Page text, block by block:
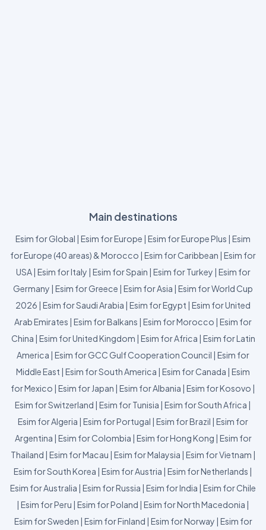
Main destinations
Esim for Global | Esim for Europe | Esim for Europe Plus | Esim
for Europe (40 areas) & Morocco | Esim for Caribbean | Esim for
USA| Esim for Italy | Esim for Spain | Esim for Turkey | Esim for
Germany | Esim for Greece | Esim for Asia | Esim for World Cup
2026 | Esim for Saudi Arabia | Esim for Egypt | Esim for United
Arab Emirates | Esim for Balkans | Esim for Morocco | Esim for
China | Esim for United Kingdom | Esim for Africa | Esim for Latin
America | Esim for GCC Gulf Cooperation Council | Esim for
Middle East | Esim for South America | Esim for Canada | Esim
for Mexico | Esim for Japan | Esim for Albania | Esim for Kosovo |
Esim for Switzerland | Esim for Tunisia | Esim for South Africa |
Esim for Algeria | Esim for Portugal | Esim for Brazil | Esim for
Argentina | Esim for Colombia | Esim for Hong Kong | Esim for
Thailand | Esim for Macau | Esim for Malaysia | Esim for Vietnam |
Esim for South Korea | Esim for Austria | Esim for Netherlands |
Esim for Australia | Esim for Russia | Esim for India | Esim for Chile
| Esim for Peru | Esim for Poland | Esim for North Macedonia |
Esim for Sweden | Esim for Finland | Esim for Norway | Esim for